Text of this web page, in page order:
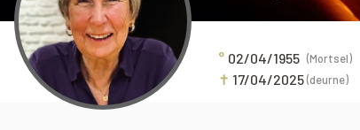
° 02/04/1955 (Mortsel)
✝ 17/04/2025(deurne)